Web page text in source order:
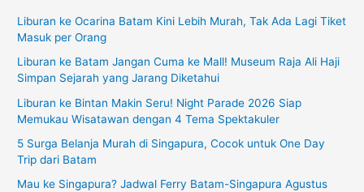
u
t
Liburan ke Ocarina Batam Kini Lebih Murah, Tak Ada Lagi Tiket
Masuk per Orang
Liburan ke Batam Jangan Cuma ke Mall! Museum Raja Ali Haji
Simpan Sejarah yang Jarang Diketahui
Liburan ke Bintan Makin Seru! Night Parade 2026 Siap
Memukau Wisatawan dengan 4 Tema Spektakuler
5 Surga Belanja Murah di Singapura, Cocok untuk One Day
Trip dari Batam
Mau ke Singapura? Jadwal Ferry Batam-Singapura Agustus